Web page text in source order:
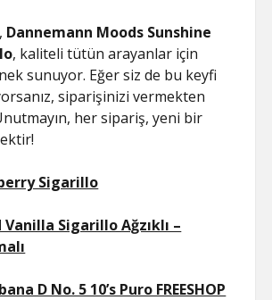
Dannemann Moods Sunshine
, kaliteli tütün arayanlar için
sunuyor. Eğer siz de bu keyfi
siparişinizi vermekten
her sipariş, yeni bir
Sigarillo
Sigarillo Ağzıklı –
D No. 5 10’s Puro FREESHOP